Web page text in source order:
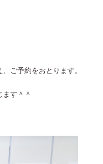
ご予約をおとります。
す＾＾